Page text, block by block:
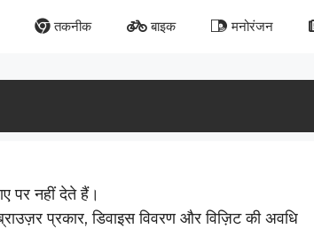
तकनीक बाइक मनोरंजन
पर नहीं देते हैं।
प्रकार, डिवाइस विवरण और विज़िट की अवधि